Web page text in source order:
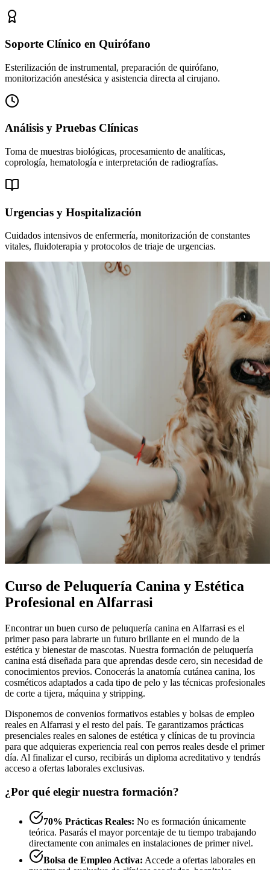
Soporte Clínico en Quirófano
Esterilización de instrumental, preparación de quirófano,
monitorización anestésica y asistencia directa al cirujano.
Análisis y Pruebas Clínicas
Toma de muestras biológicas, procesamiento de analíticas,
coprología, hematología e interpretación de radiografías.
Urgencias y Hospitalización
Cuidados intensivos de enfermería, monitorización de constantes
vitales, fluidoterapia y protocolos de triaje de urgencias.
Curso de Peluquería Canina y Estética
Profesional en Alfarrasi
Encontrar un buen curso de peluquería canina en Alfarrasi es el
primer paso para labrarte un futuro brillante en el mundo de la
estética y bienestar de mascotas. Nuestra formación de peluquería
canina está diseñada para que aprendas desde cero, sin necesidad de
conocimientos previos. Conocerás la anatomía cutánea canina, los
cosméticos adaptados a cada tipo de pelo y las técnicas profesionales
de corte a tijera, máquina y stripping.
Disponemos de convenios formativos estables y bolsas de empleo
reales en Alfarrasi y el resto del país. Te garantizamos prácticas
presenciales reales en salones de estética y clínicas de tu provincia
para que adquieras experiencia real con perros reales desde el primer
día. Al finalizar el curso, recibirás un diploma acreditativo y tendrás
acceso a ofertas laborales exclusivas.
¿Por qué elegir nuestra formación?
70% Prácticas Reales: No es formación únicamente
teórica. Pasarás el mayor porcentaje de tu tiempo trabajando
directamente con animales en instalaciones de primer nivel.
Bolsa de Empleo Activa: Accede a ofertas laborales en